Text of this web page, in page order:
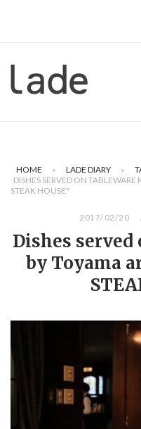
Home
HOME » LADE DIARY »
DISHES SERVED ON
STEAK HOUSE"
2017/02/20
Dishes served
by Toyama